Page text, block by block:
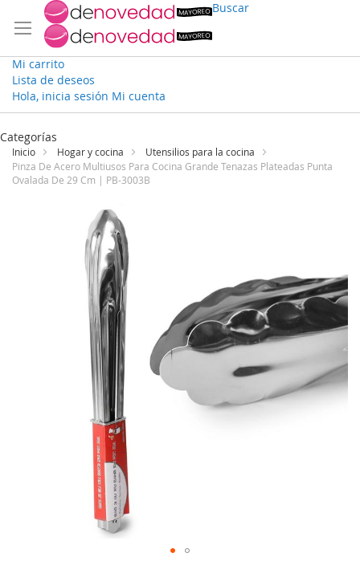
Buscar
Mi carrito
Lista de deseos
Hola, inicia sesión Mi cuenta
Ir
contenido
Categorías
Inicio Hogar y cocina
Utensilios para la cocina
Pinza De Acero Multiusos Para Cocina Grande Tenazas Plateadas Punta
Ovalada De 29 Cm | PB-3003B